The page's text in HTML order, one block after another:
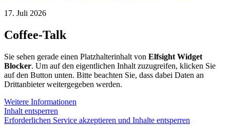
17. Juli 2026
Coffee-Talk
Sie sehen gerade einen Platzhalterinhalt von Elfsight Widget
Blocker. Um auf den eigentlichen Inhalt zuzugreifen, klicken Sie
auf den Button unten. Bitte beachten Sie, dass dabei Daten an
Drittanbieter weitergegeben werden.
Weitere Informationen
Inhalt entsperren
Erforderlichen Service akzeptieren und Inhalte entsperren